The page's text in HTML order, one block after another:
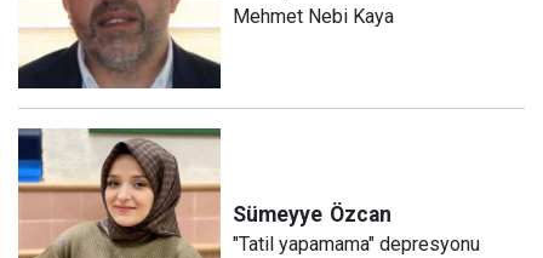
Mehmet Nebi Kaya
Sümeyye Özcan
"Tatil yapamama" depresyonu